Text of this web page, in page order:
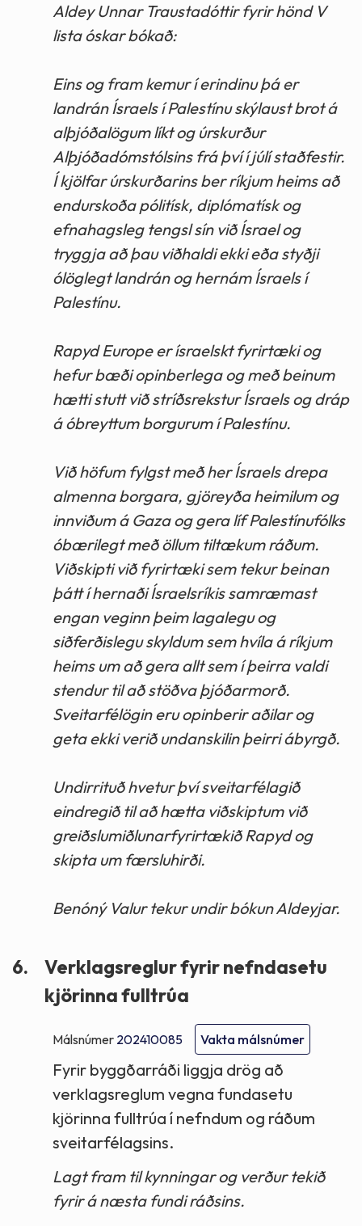
Aldey Unnar Traustadóttir fyrir hönd V
lista óskar bókað:
Eins og fram kemur í erindinu þá er
landrán Ísraels í Palestínu skýlaust brot á
alþjóðalögum líkt og úrskurður
Alþjóðadómstólsins frá því í júlí staðfestir.
Í kjölfar úrskurðarins ber ríkjum heims að
endurskoða pólitísk, diplómatísk og
efnahagsleg tengsl sín við Ísrael og
tryggja að þau viðhaldi ekki eða styðji
ólöglegt landrán og hernám Ísraels í
Palestínu.
Rapyd Europe er ísraelskt fyrirtæki og
hefur bæði opinberlega og með beinum
hætti stutt við stríðsrekstur Ísraels og dráp
á óbreyttum borgurum í Palestínu.
Við höfum fylgst með her Ísraels drepa
almenna borgara, gjöreyða heimilum og
innviðum á Gaza og gera líf Palestínufólks
óbærilegt með öllum tiltækum ráðum.
Viðskipti við fyrirtæki sem tekur beinan
þátt í hernaði Ísraelsríkis samræmast
engan veginn þeim lagalegu og
siðferðislegu skyldum sem hvíla á ríkjum
heims um að gera allt sem í þeirra valdi
stendur til að stöðva þjóðarmorð.
Sveitarfélögin eru opinberir aðilar og
geta ekki verið undanskilin þeirri ábyrgð.
Undirrituð hvetur því sveitarfélagið
eindregið til að hætta viðskiptum við
greiðslumiðlunarfyrirtækið Rapyd og
skipta um færsluhirði.
Benóný Valur tekur undir bókun Aldeyjar.
6.
Verklagsreglur fyrir nefndasetu
kjörinna fulltrúa
Málsnúmer 202410085 Vakta málsnúmer
Fyrir byggðarráði liggja drög að
verklagsreglum vegna fundasetu
kjörinna fulltrúa í nefndum og ráðum
sveitarfélagsins.
Lagt fram til kynningar og verður tekið
fyrir á næsta fundi ráðsins.